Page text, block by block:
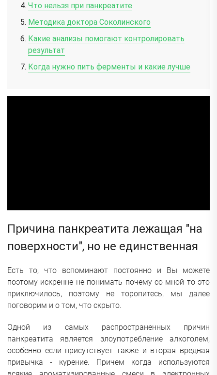
Что нельзя при панкреатите
Методика доктора Соколинского
Какие анализы помогают контролировать
результат
Когда нужно пить ферменты и какие лучше
Причина панкреатита лежащая "на
поверхности", но не единственная
Есть то, что вспоминают постоянно и Вы можете
поэтому искренне не понимать почему со мной то это
приключилось, поэтому не торопитесь, мы далее
поговорим и о том, что скрыто.
Одной из самых распространенных причин
панкреатита является злоупотребление алкоголем,
особенно если присутствует также и вторая вредная
привычка - курение. Причем когда используются